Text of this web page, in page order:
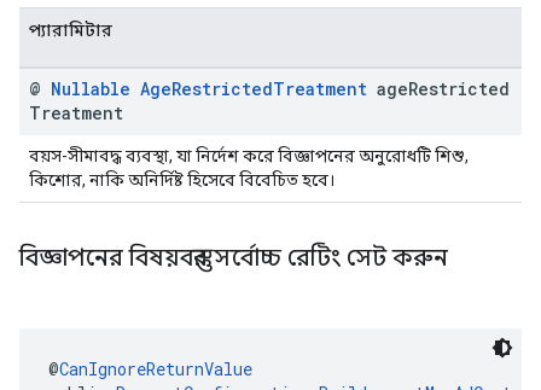
প্যারামিটার
@ Nullable AgeRestrictedTreatment ageRestricted
Treatment
বয়স-সীমাবদ্ধ ব্যবস্থা, যা নির্দেশ করে বিজ্ঞাপনের অনুরোধটি শিশু,
কিশোর, নাকি অনির্দিষ্ট হিসেবে বিবেচিত হবে।
বিজ্ঞাপনের বিষয়বস্তুর সর্বোচ্চ রেটিং সেট করুন
@CanIgnoreReturnValue